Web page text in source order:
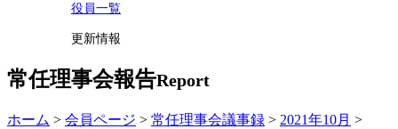
役員一覧
更新情報
常任理事会報告Report
ホーム > 会員ページ > 常任理事会議事録 > 2021年10月 >